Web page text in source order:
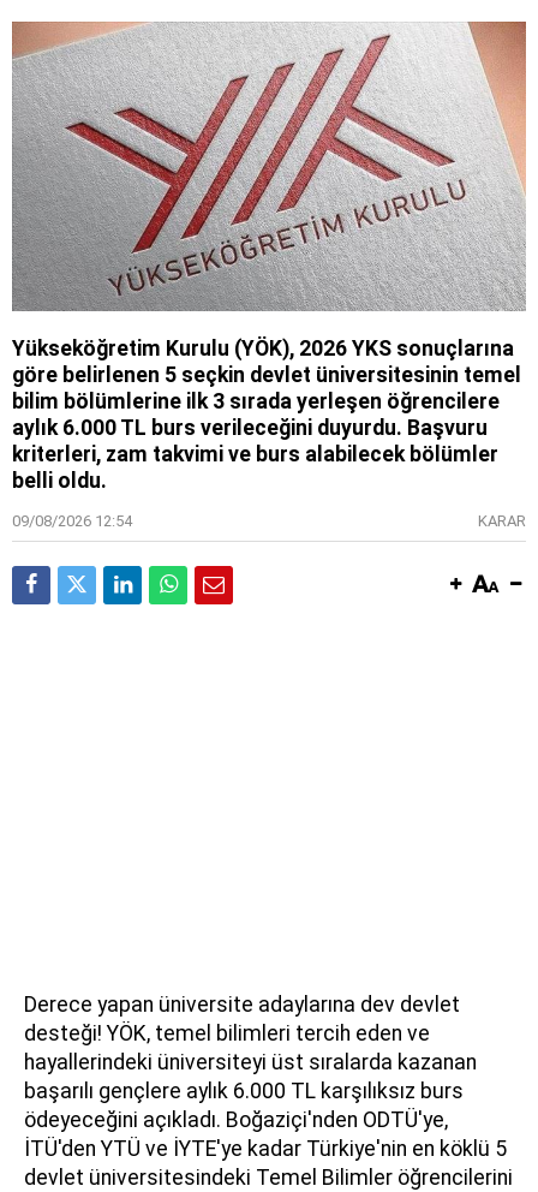
Yükseköğretim Kurulu (YÖK), 2026 YKS sonuçlarına
göre belirlenen 5 seçkin devlet üniversitesinin temel
bilim bölümlerine ilk 3 sırada yerleşen öğrencilere
aylık 6.000 TL burs verileceğini duyurdu. Başvuru
kriterleri, zam takvimi ve burs alabilecek bölümler
belli oldu.
09/08/2026 12:54 KARAR
Derece yapan üniversite adaylarına dev devlet
desteği! YÖK, temel bilimleri tercih eden ve
hayallerindeki üniversiteyi üst sıralarda kazanan
başarılı gençlere aylık 6.000 TL karşılıksız burs
ödeyeceğini açıkladı. Boğaziçi'nden ODTÜ'ye,
İTÜ'den YTÜ ve İYTE'ye kadar Türkiye'nin en köklü 5
devlet üniversitesindeki Temel Bilimler öğrencilerini